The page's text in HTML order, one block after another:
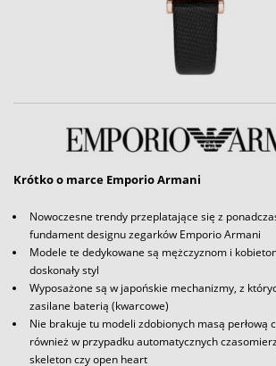
Krótko o marce Emporio Armani
Nowoczesne trendy przeplatające się z
fundament designu zegarków Emporio Armani
Modele te dedykowane są mężczyznom i
doskonały styl
Wyposażone są w japońskie mechanizmy, z
zasilane baterią (kwarcowe)
Nie brakuje tu modeli zdobionych masą perłową
również w przypadku automatycznych
skeleton czy open heart